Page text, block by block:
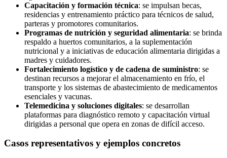
Capacitación y formación técnica: se impulsan becas,
residencias y entrenamiento práctico para técnicos de salud,
parteras y promotores comunitarios.
Programas de nutrición y seguridad alimentaria: se brinda
respaldo a huertos comunitarios, a la suplementación
nutricional y a iniciativas de educación alimentaria dirigidas a
madres y cuidadores.
Fortalecimiento logístico y de cadena de suministro: se
destinan recursos a mejorar el almacenamiento en frío, el
transporte y los sistemas de abastecimiento de medicamentos
esenciales y vacunas.
Telemedicina y soluciones digitales: se desarrollan
plataformas para diagnóstico remoto y capacitación virtual
dirigidas a personal que opera en zonas de difícil acceso.
Casos representativos y ejemplos concretos